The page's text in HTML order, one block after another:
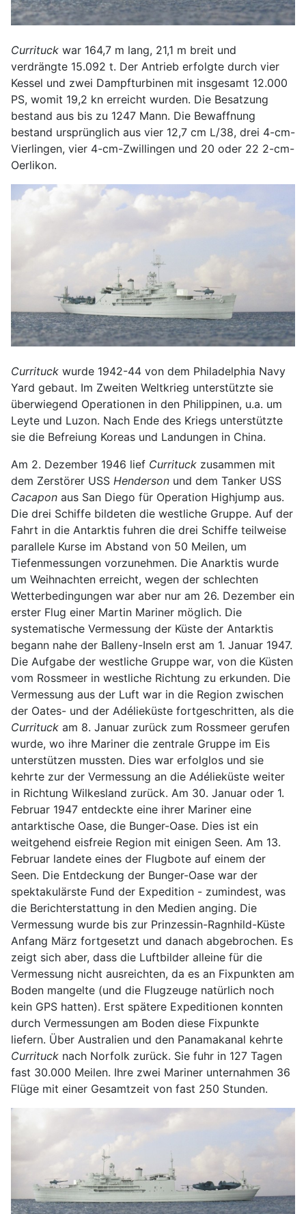
Currituck war 164,7 m lang, 21,1 m breit und
verdrängte 15.092 t. Der Antrieb erfolgte durch vier
Kessel und zwei Dampfturbinen mit insgesamt 12.000
PS, womit 19,2 kn erreicht wurden. Die Besatzung
bestand aus bis zu 1247 Mann. Die Bewaffnung
bestand ursprünglich aus vier 12,7 cm L/38, drei 4-cm-
Vierlingen, vier 4-cm-Zwillingen und 20 oder 22 2-cm-
Oerlikon.
Currituck wurde 1942-44 von dem Philadelphia Navy
Yard gebaut. Im Zweiten Weltkrieg unterstützte sie
überwiegend Operationen in den Philippinen, u.a. um
Leyte und Luzon. Nach Ende des Kriegs unterstützte
sie die Befreiung Koreas und Landungen in China.
Am 2. Dezember 1946 lief Currituck zusammen mit
dem Zerstörer USS Henderson und dem Tanker USS
Cacapon aus San Diego für Operation Highjump aus.
Die drei Schiffe bildeten die westliche Gruppe. Auf der
Fahrt in die Antarktis fuhren die drei Schiffe teilweise
parallele Kurse im Abstand von 50 Meilen, um
Tiefenmessungen vorzunehmen. Die Anarktis wurde
um Weihnachten erreicht, wegen der schlechten
Wetterbedingungen war aber nur am 26. Dezember ein
erster Flug einer Martin Mariner möglich. Die
systematische Vermessung der Küste der Antarktis
begann nahe der Balleny-Inseln erst am 1. Januar 1947.
Die Aufgabe der westliche Gruppe war, von die Küsten
vom Rossmeer in westliche Richtung zu erkunden. Die
Vermessung aus der Luft war in die Region zwischen
der Oates- und der Adélieküste fortgeschritten, als die
Currituck am 8. Januar zurück zum Rossmeer gerufen
wurde, wo ihre Mariner die zentrale Gruppe im Eis
unterstützen mussten. Dies war erfolglos und sie
kehrte zur der Vermessung an die Adélieküste weiter
in Richtung Wilkesland zurück. Am 30. Januar oder 1.
Februar 1947 entdeckte eine ihrer Mariner eine
antarktische Oase, die Bunger-Oase. Dies ist ein
weitgehend eisfreie Region mit einigen Seen. Am 13.
Februar landete eines der Flugbote auf einem der
Seen. Die Entdeckung der Bunger-Oase war der
spektakulärste Fund der Expedition - zumindest, was
die Berichterstattung in den Medien anging. Die
Vermessung wurde bis zur Prinzessin-Ragnhild-Küste
Anfang März fortgesetzt und danach abgebrochen. Es
zeigt sich aber, dass die Luftbilder alleine für die
Vermessung nicht ausreichten, da es an Fixpunkten am
Boden mangelte (und die Flugzeuge natürlich noch
kein GPS hatten). Erst spätere Expeditionen konnten
durch Vermessungen am Boden diese Fixpunkte
liefern. Über Australien und den Panamakanal kehrte
Currituck nach Norfolk zurück. Sie fuhr in 127 Tagen
fast 30.000 Meilen. Ihre zwei Mariner unternahmen 36
Flüge mit einer Gesamtzeit von fast 250 Stunden.